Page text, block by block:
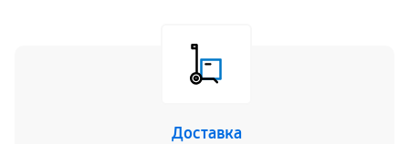
Доставка